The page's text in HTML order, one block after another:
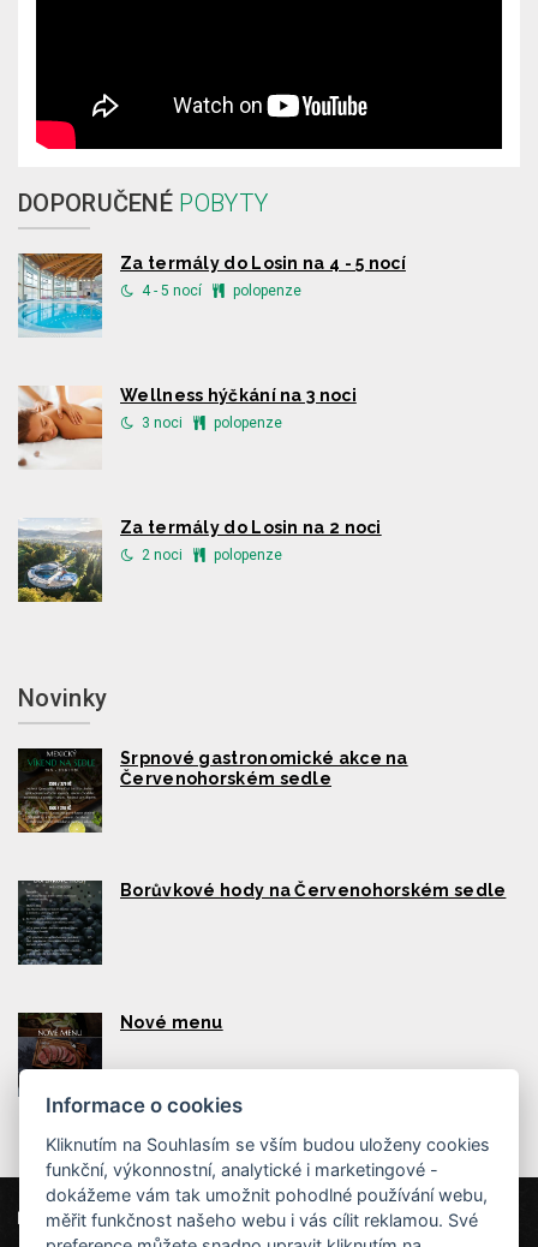
DOPORUČENÉ POBYTY
Za termály do Losin na 4 - 5 nocí
4 - 5 nocí polopenze
Wellness hýčkání na 3 noci
3 noci polopenze
Za termály do Losin na 2 noci
2 noci polopenze
Novinky
Srpnové gastronomické akce na
Červenohorském sedle
Borůvkové hody na Červenohorském sedle
Nové menu
Hotel Červenohorské sedlo Naši partneři
Informace o cookies
Kliknutím na Souhlasím se vším budou uloženy cookies
funkční, výkonnostní, analytické i marketingové -
dokážeme vám tak umožnit pohodlné používání webu,
měřit funkčnost našeho webu i vás cílit reklamou. Své